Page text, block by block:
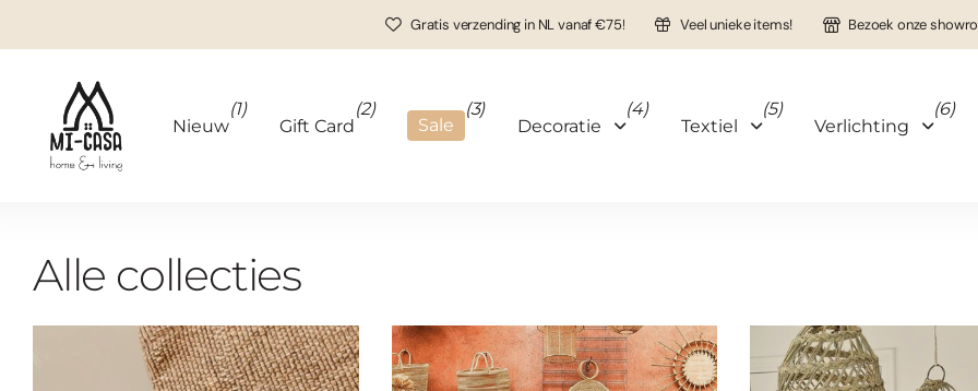
Gratis verzending in NL vanaf €75! Veel unieke items! Bezoek onze
Nieuw
(1)
Gift Card
(2)
Sale
(3)
Decoratie
(4)
Textiel
(5)
Verlichting
(6)
Alle collecties